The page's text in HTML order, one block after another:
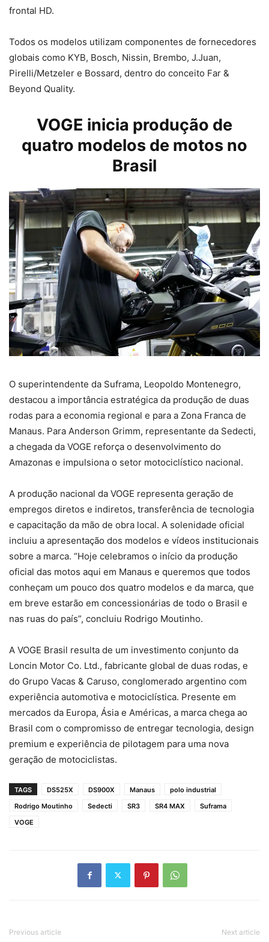
frontal HD.
Todos os modelos utilizam componentes de fornecedores
globais como KYB, Bosch, Nissin, Brembo, J.Juan,
Pirelli/Metzeler e Bossard, dentro do conceito Far &
Beyond Quality.
VOGE inicia produção de
quatro modelos de motos no
Brasil
O superintendente da Suframa, Leopoldo Montenegro,
destacou a importância estratégica da produção de duas
rodas para a economia regional e para a Zona Franca de
Manaus. Para Anderson Grimm, representante da Sedecti,
a chegada da VOGE reforça o desenvolvimento do
Amazonas e impulsiona o setor motociclístico nacional.
A produção nacional da VOGE representa geração de
empregos diretos e indiretos, transferência de tecnologia
e capacitação da mão de obra local. A solenidade oficial
incluiu a apresentação dos modelos e vídeos institucionais
sobre a marca. “Hoje celebramos o início da produção
oficial das motos aqui em Manaus e queremos que todos
conheçam um pouco dos quatro modelos e da marca, que
em breve estarão em concessionárias de todo o Brasil e
nas ruas do país”, concluiu Rodrigo Moutinho.
A VOGE Brasil resulta de um investimento conjunto da
Loncin Motor Co. Ltd., fabricante global de duas rodas, e
do Grupo Vacas & Caruso, conglomerado argentino com
experiência automotiva e motociclística. Presente em
mercados da Europa, Ásia e Américas, a marca chega ao
Brasil com o compromisso de entregar tecnologia, design
premium e experiência de pilotagem para uma nova
geração de motociclistas.
TAGS DS525X DS900X Manaus
polo industrial
Rodrigo Moutinho
Sedecti SR3 SR4 MAX
Suframa
VOGE
Previous article Next article